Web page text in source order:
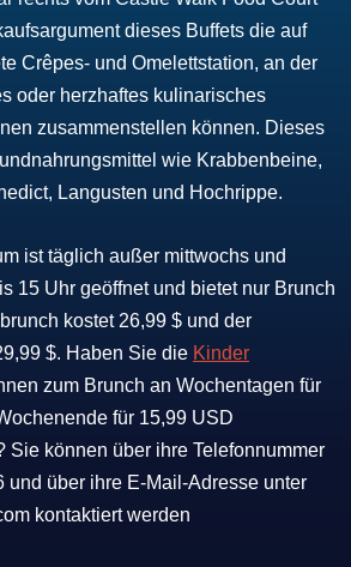
dieses Buffets die auf
Crêpes- und Omelettstation, an der
oder herzhaftes kulinarisches
zusammenstellen können. Dieses
wie Krabbenbeine,
Langusten und Hochrippe.
ist täglich außer mittwochs und
15 Uhr geöffnet und bietet nur Brunch
kostet 26,99 $ und der
$. Haben Sie die Kinder
zum Brunch an Wochentagen für
für 15,99 USD
Sie können über ihre Telefonnummer
und über ihre E-Mail-Adresse unter
kontaktiert werden